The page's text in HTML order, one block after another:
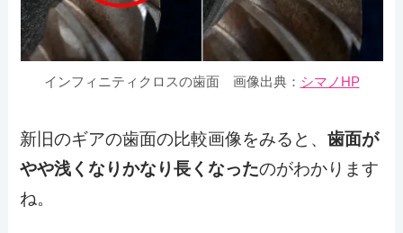
インフィニティクロスの歯面 画像出典： シマノHP
新旧のギアの歯面の比較画像をみると、歯面が
やや浅くなりかなり長くなったのがわかります
ね。